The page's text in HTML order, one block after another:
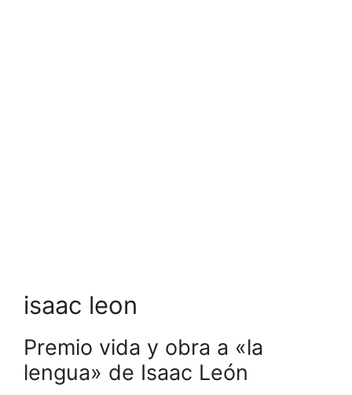
isaac leon
Premio vida y obra a «la
lengua» de Isaac León